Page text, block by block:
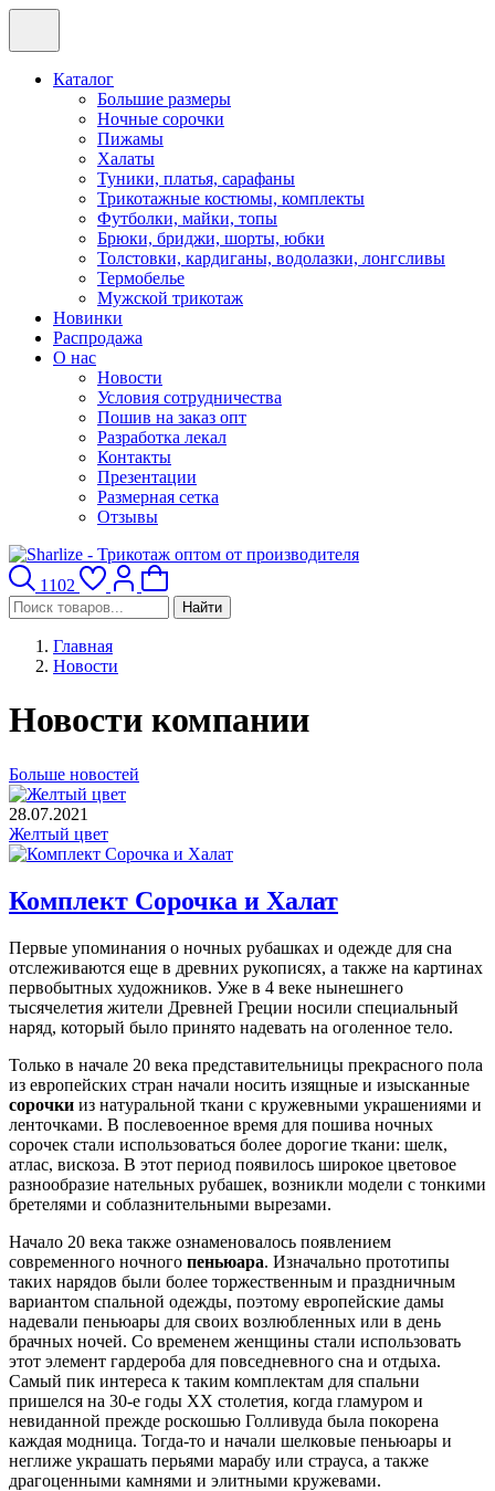
Каталог
Большие размеры
Ночные сорочки
Пижамы
Халаты
Туники, платья, сарафаны
Трикотажные костюмы, комплекты
Футболки, майки, топы
Брюки, бриджи, шорты, юбки
Толстовки, кардиганы, водолазки, лонгсливы
Термобелье
Мужской трикотаж
Новинки
Распродажа
О нас
Новости
Условия сотрудничества
Пошив на заказ опт
Разработка лекал
Контакты
Презентации
Размерная сетка
Отзывы
1102
Найти
Главная
Новости
Новости компании
Больше новостей
28.07.2021
Желтый цвет
Комплект Сорочка и Халат
Первые упоминания о ночных рубашках и одежде для сна
отслеживаются еще в древних рукописях, а также на картинах
первобытных художников. Уже в 4 веке нынешнего
тысячелетия жители Древней Греции носили специальный
наряд, который было принято надевать на оголенное тело.
Только в начале 20 века представительницы прекрасного пола
из европейских стран начали носить изящные и изысканные
сорочки из натуральной ткани с кружевными украшениями и
ленточками. В послевоенное время для пошива ночных
сорочек стали использоваться более дорогие ткани: шелк,
атлас, вискоза. В этот период появилось широкое цветовое
разнообразие нательных рубашек, возникли модели с тонкими
бретелями и соблазнительными вырезами.
Начало 20 века также ознаменовалось появлением
современного ночного пеньюара. Изначально прототипы
таких нарядов были более торжественным и праздничным
вариантом спальной одежды, поэтому европейские дамы
надевали пеньюары для своих возлюбленных или в день
брачных ночей. Со временем женщины стали использовать
этот элемент гардероба для повседневного сна и отдыха.
Самый пик интереса к таким комплектам для спальни
пришелся на 30-е годы XX столетия, когда гламуром и
невиданной прежде роскошью Голливуда была покорена
каждая модница. Тогда-то и начали шелковые пеньюары и
неглиже украшать перьями марабу или страуса, а также
драгоценными камнями и элитными кружевами.